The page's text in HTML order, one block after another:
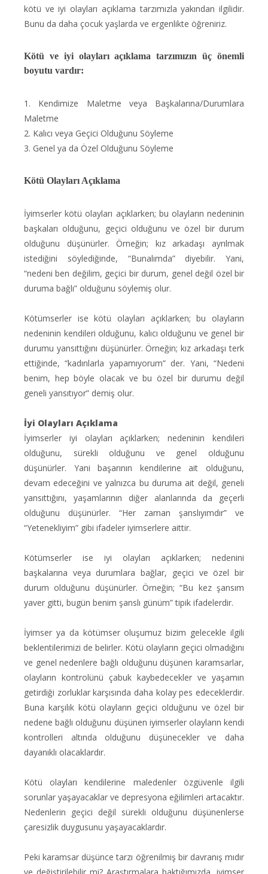
kötü ve iyi olayları açıklama tarzımızla yakından ilgilidir.
Bunu da daha çocuk yaşlarda ve ergenlikte öğreniriz.
Kötü ve iyi olayları açıklama tarzımızın üç önemli
boyutu vardır:
1. Kendimize Maletme veya Başkalarına/Durumlara
Maletme
2. Kalıcı veya Geçici Olduğunu Söyleme
3. Genel ya da Özel Olduğunu Söyleme
Kötü Olayları Açıklama
İyimserler kötü olayları açıklarken; bu olayların nedeninin
başkaları olduğunu, geçici olduğunu ve özel bir durum
olduğunu düşünürler. Örneğin; kız arkadaşı ayrılmak
istediğini söylediğinde, “Bunalımda” diyebilir. Yani,
“nedeni ben değilim, geçici bir durum, genel değil özel bir
duruma bağlı” olduğunu söylemiş olur.
Kötümserler ise kötü olayları açıklarken; bu olayların
nedeninin kendileri olduğunu, kalıcı olduğunu ve genel bir
durumu yansıttığını düşünürler. Örneğin; kız arkadaşı terk
ettiğinde, “kadınlarla yapamıyorum” der. Yani, “Nedeni
benim, hep böyle olacak ve bu özel bir durumu değil
geneli yansıtıyor” demiş olur.
İyi Olayları Açıklama
İyimserler iyi olayları açıklarken; nedeninin kendileri
olduğunu, sürekli olduğunu ve genel olduğunu
düşünürler. Yani başarının kendilerine ait olduğunu,
devam edeceğini ve yalnızca bu duruma ait değil, geneli
yansıttığını, yaşamlarının diğer alanlarında da geçerli
olduğunu düşünürler. “Her zaman şanslıyımdır” ve
“Yetenekliyim” gibi ifadeler iyimserlere aittir.
Kötümserler ise iyi olayları açıklarken; nedenini
başkalarına veya durumlara bağlar, geçici ve özel bir
durum olduğunu düşünürler. Örneğin; “Bu kez şansım
yaver gitti, bugün benim şanslı günüm” tipik ifadelerdir.
İyimser ya da kötümser oluşumuz bizim gelecekle ilgili
beklentilerimizi de belirler. Kötü olayların geçici olmadığını
ve genel nedenlere bağlı olduğunu düşünen karamsarlar,
olayların kontrolünü çabuk kaybedecekler ve yaşamın
getirdiği zorluklar karşısında daha kolay pes edeceklerdir.
Buna karşılık kötü olayların geçici olduğunu ve özel bir
nedene bağlı olduğunu düşünen iyimserler olayların kendi
kontrolleri altında olduğunu düşünecekler ve daha
dayanıklı olacaklardır.
Kötü olayları kendilerine maledenler özgüvenle ilgili
sorunlar yaşayacaklar ve depresyona eğilimleri artacaktır.
Nedenlerin geçici değil sürekli olduğunu düşünenlerse
çaresizlik duygusunu yaşayacaklardır.
Peki karamsar düşünce tarzı öğrenilmiş bir davranış mıdır